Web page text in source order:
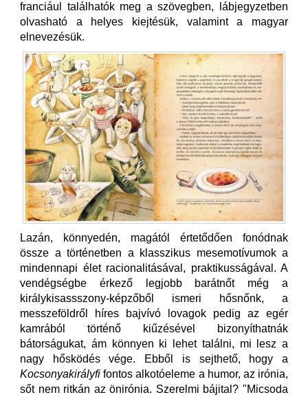
franciául találhatók meg a szövegben, lábjegyzetben
olvasható a helyes kiejtésük, valamint a magyar
elnevezésük.
Lazán, könnyedén, magától értetődően fonódnak
össze a történetben a klasszikus mesemotívumok a
mindennapi élet racionalitásával, praktikusságával. A
vendégségbe érkező legjobb barátnőt még a
királykisassszony-képzőből ismeri hősnőnk, a
messzeföldről híres bajvívó lovagok pedig az egér
kamrából történő kiűzésével bizonyíthatnák
bátorságukat, ám könnyen ki lehet találni, mi lesz a
nagy hősködés vége. Ebből is sejthető, hogy a
Kocsonyakirályfi fontos alkotóeleme a humor, az irónia,
sőt nem ritkán az önirónia. Szerelmi bájital? "Micsoda